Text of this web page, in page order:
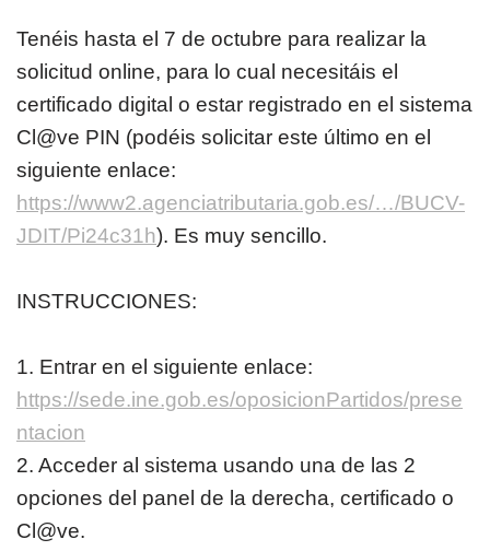
Tenéis hasta el 7 de octubre para realizar la
solicitud online, para lo cual necesitáis el
certificado digital o estar registrado en el sistema
Cl@ve PIN (podéis solicitar este último en el
siguiente enlace:
https://www2.agenciatributaria.gob.es/…/BUCV-
JDIT/Pi24c31h). Es muy sencillo.
INSTRUCCIONES:
1. Entrar en el siguiente enlace:
https://sede.ine.gob.es/oposicionPartidos/prese
ntacion
2. Acceder al sistema usando una de las 2
opciones del panel de la derecha, certificado o
Cl@ve.